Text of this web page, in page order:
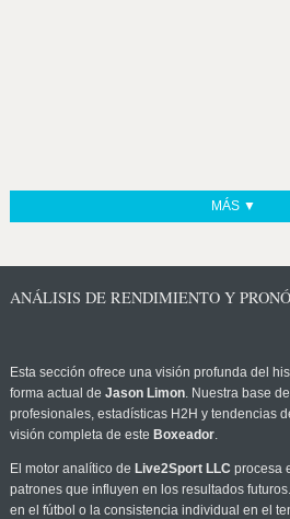
MÁS ▼
ANÁLISIS DE RENDIMIENTO Y
Esta sección ofrece una visión profunda del
forma actual de Jason Limon. Nuestra base
profesionales, estadísticas H2H y tendencias
visión completa de este Boxeador.
El motor analítico de Live2Sport LLC procesa
patrones que influyen en los resultados
en el fútbol o la consistencia individual en el